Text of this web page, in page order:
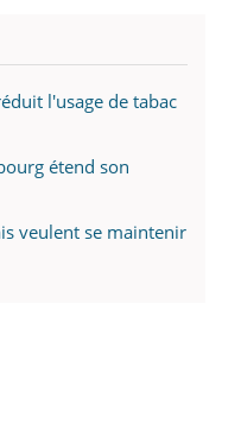
l'usage de tabac
étend son
veulent se maintenir